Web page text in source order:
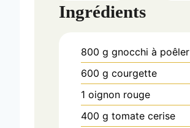
Ingrédients
800 g gnocchi à poêler
600 g courgette
1 oignon rouge
400 g tomate cerise